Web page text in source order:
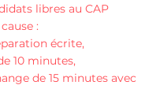
libres au CAP
:
écrite,
10 minutes,
de 15 minutes avec